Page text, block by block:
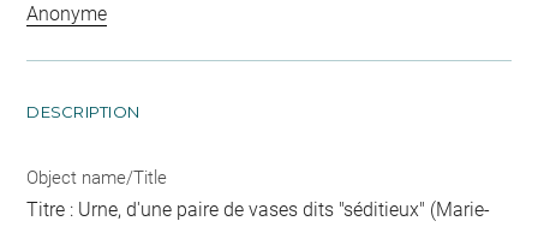
Anonyme
DESCRIPTION
Object name/Title
Titre : Urne, d'une paire de vases dits "séditieux" (Marie-